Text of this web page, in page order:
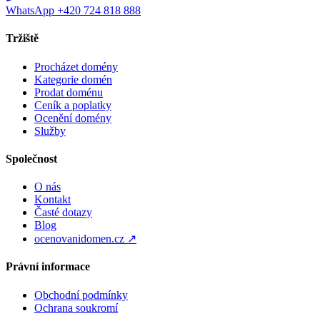
WhatsApp +420 724 818 888
Tržiště
Procházet domény
Kategorie domén
Prodat doménu
Ceník a poplatky
Ocenění domény
Služby
Společnost
O nás
Kontakt
Časté dotazy
Blog
ocenovanidomen.cz ↗
Právní informace
Obchodní podmínky
Ochrana soukromí